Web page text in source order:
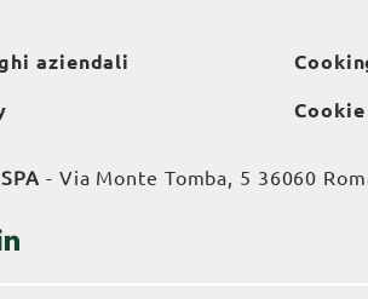
aziendali
- Via Monte Tomba, 5 36060